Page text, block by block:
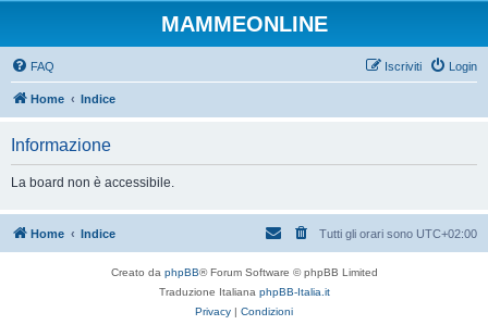
MAMMEONLINE
FAQ Login
Iscriviti
Home Indice
Informazione
La board non è accessibile.
Home Indice Tutti gli orari sono UTC+02:00
Creato da phpBB® Forum Software © phpBB Limited
Traduzione Italiana phpBB-Italia.it
Privacy | Condizioni